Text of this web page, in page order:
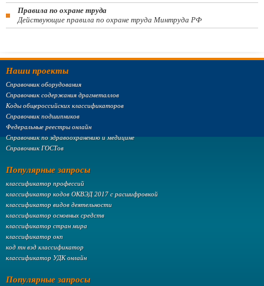
Правила по охране труда
Действующие правила по охране труда Минтруда РФ
Наши проекты
Справочник оборудования
Справочник содержания драгметаллов
Коды общероссийских классификаторов
Справочник подшипников
Федеральные реестры онлайн
Справочник по здравоохранению и медицине
Справочник ГОСТов
Популярные запросы
классификатор профессий
классификатор кодов ОКВЭД 2017 с расшифровкой
классификатор видов деятельности
классификатор основных средств
классификатор стран мира
классификатор окп
код тн вэд классификатор
классификатор УДК онлайн
Популярные запросы